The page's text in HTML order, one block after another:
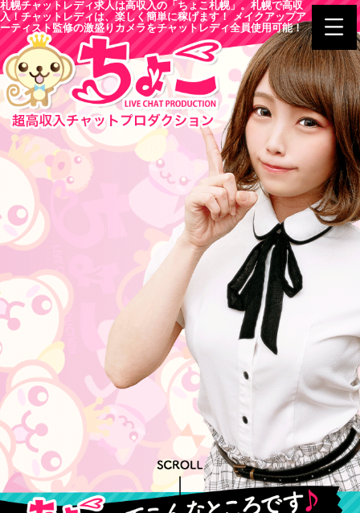
札幌チャットレディ求人は高収入の「ちょこ札幌」。札幌で高収
入！チャットレディは、楽しく簡単に稼げます！ メイクアップア
ーティスト監修の激盛りカメラをチャットレディ全員使用可能！